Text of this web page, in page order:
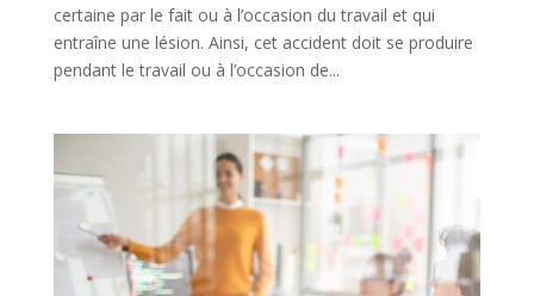
certaine par le fait ou à l’occasion du travail et qui
entraîne une lésion. Ainsi, cet accident doit se produire
pendant le travail ou à l’occasion de...